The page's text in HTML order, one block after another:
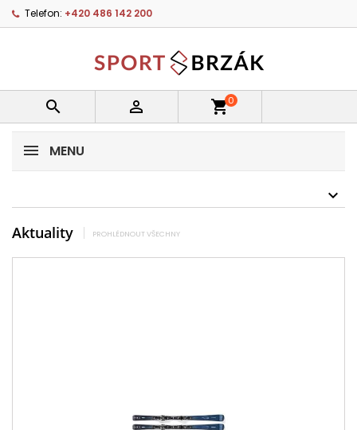
Telefon: +420 486 142 200
  shopping_cart0
MENU
Aktuality PROHLÉDNOUT VŠECHNY